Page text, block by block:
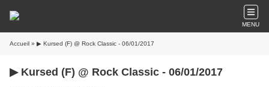
MENU
Accueil » ▶ Kursed (F) @ Rock Classic - 06/01/2017
▶ Kursed (F) @ Rock Classic - 06/01/2017